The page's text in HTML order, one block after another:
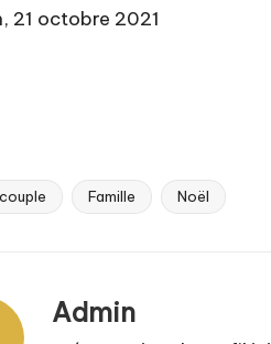
21 octobre 2021
couple Famille Noël
Admin